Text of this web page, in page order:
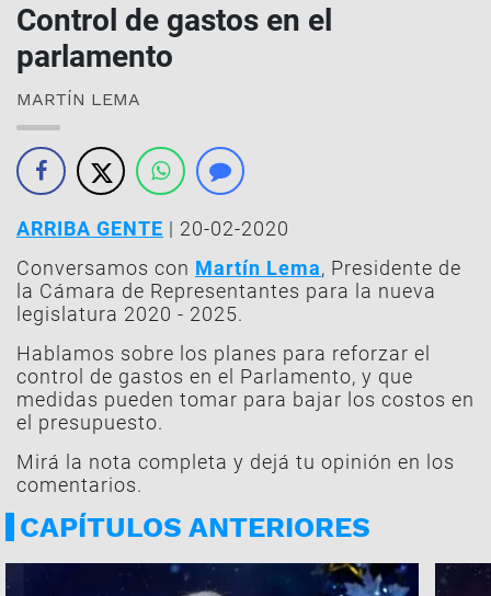
Control de gastos en el
parlamento
MARTÍN LEMA
ARRIBA GENTE | 20-02-2020
Conversamos con Martín Lema, Presidente de
la Cámara de Representantes para la nueva
legislatura 2020 - 2025.
Hablamos sobre los planes para reforzar el
control de gastos en el Parlamento, y que
medidas pueden tomar para bajar los costos en
el presupuesto.
Mirá la nota completa y dejá tu opinión en los
comentarios.
CAPÍTULOS ANTERIORES